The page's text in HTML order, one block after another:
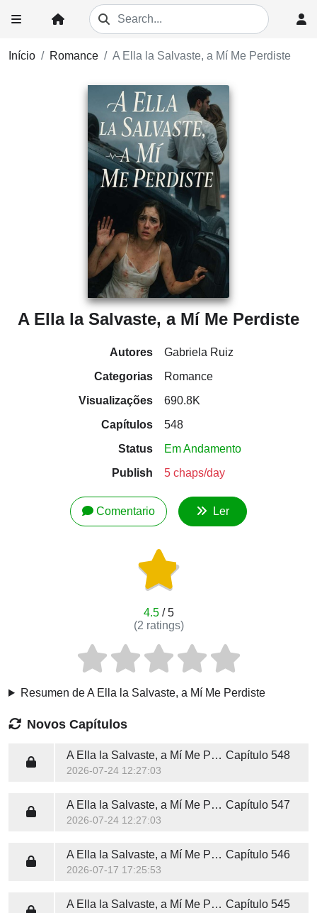
Início Romance A Ella la Salvaste, a Mí Me Perdiste
A Ella la Salvaste, a Mí Me Perdiste
Autores
Gabriela Ruiz
Categorias
Romance
Visualizações
690.8K
Capítulos
548
Status
Em Andamento
Publish
5 chaps/day
Comentario Ler
4.5/ 5
(2 ratings)
Resumen de A Ella la Salvaste, a Mí Me Perdiste
Novos Capítulos
A Ella la Salvaste, a Mí Me Perdiste Capítulo 548
2026-07-24 12:27:03
A Ella la Salvaste, a Mí Me Perdiste Capítulo 547
2026-07-24 12:27:03
A Ella la Salvaste, a Mí Me Perdiste Capítulo 546
2026-07-17 17:25:53
A Ella la Salvaste, a Mí Me Perdiste Capítulo 545